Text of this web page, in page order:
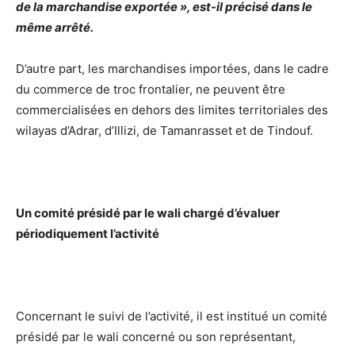
de la marchandise exportée », est-il précisé dans le
même arrêté.
D’autre part, les marchandises importées, dans le cadre
du commerce de troc frontalier, ne peuvent être
commercialisées en dehors des limites territoriales des
wilayas d’Adrar, d’Illizi, de Tamanrasset et de Tindouf.
Un comité présidé par le wali chargé d’évaluer
périodiquement l’activité
Concernant le suivi de l’activité, il est institué un comité
présidé par le wali concerné ou son représentant,